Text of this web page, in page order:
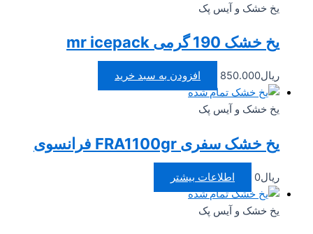
یخ خشک و آیس پک
یخ خشک 190 گرمی mr icepack
ریال850.000
افزودن به سبد خرید
تمام شده
یخ خشک و آیس پک
یخ خشک سفری FRA1100gr فرانسوی
ریال0
اطلاعات بیشتر
تمام شده
یخ خشک و آیس پک